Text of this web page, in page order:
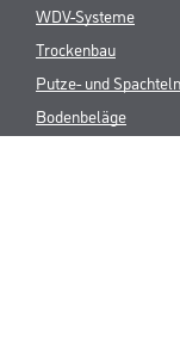
WDV-Systeme
Trockenbau
Putze- und
Bodenbeläge